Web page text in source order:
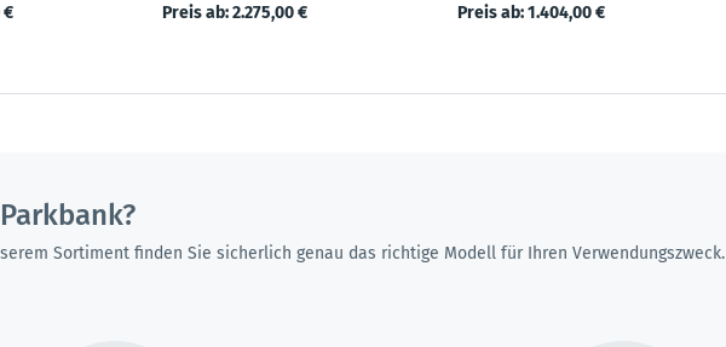
€ Preis ab:2.275,00 € Preis ab:1.404,00 €
Sortiment finden Sie sicherlich genau das richtige Modell für Ihren Verwendungszweck.